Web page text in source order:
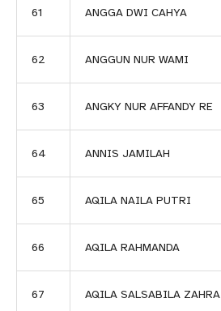
61 ANGGA DWI CAHYA
62 ANGGUN NUR WAMI
63 ANGKY NUR AFFANDY RE
64 ANNIS JAMILAH
65 AQILA NAILA PUTRI
66 AQILA RAHMANDA
67 AQILA SALSABILA ZAHRA